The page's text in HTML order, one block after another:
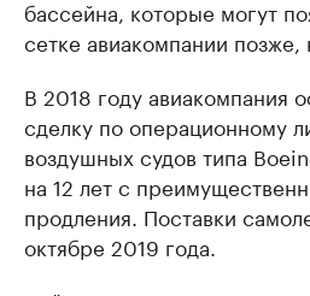
бассейна, которые могут
сетке авиакомпании позже,
В 2018 году авиакомпания
сделку по операционному
воздушных судов типа
на 12 лет с
продления. Поставки
октябре 2019 года.